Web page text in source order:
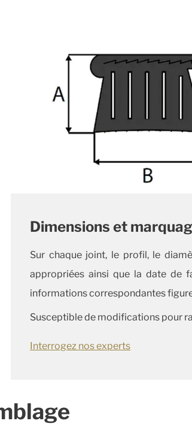
Dimensions et
Sur chaque joint, le profil, le
appropriées ainsi que la date de
informations correspondantes
Susceptible de modifications pour
Interrogez nos experts